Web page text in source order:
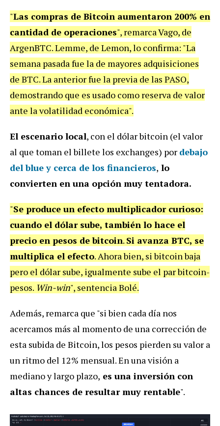
"Las compras de Bitcoin aumentaron 200% en
cantidad de operaciones", remarca Vago, de
ArgenBTC. Lemme, de Lemon, lo confirma: "La
semana pasada fue la de mayores adquisiciones
de BTC. La anterior fue la previa de las PASO,
demostrando que es usado como reserva de valor
ante la volatilidad económica".
El escenario local, con el dólar bitcoin (el valor
al que toman el billete los exchanges) por debajo
del blue y cerca de los financieros, lo
convierten en una opción muy tentadora.
"Se produce un efecto multiplicador curioso:
cuando el dólar sube, también lo hace el
precio en pesos de bitcoin. Si avanza BTC, se
multiplica el efecto. Ahora bien, si bitcoin baja
pero el dólar sube, igualmente sube el par bitcoin-
pesos. Win-win", sentencia Bolé.
Además, remarca que "si bien cada día nos
acercamos más al momento de una corrección de
esta subida de Bitcoin, los pesos pierden su valor a
un ritmo del 12% mensual. En una visión a
mediano y largo plazo, es una inversión con
altas chances de resultar muy rentable".